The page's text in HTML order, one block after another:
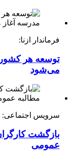
فرماندار ازنا:
توسعه هر
می‌شود
سرویس اجتماعی:
بازگشت
عمومی